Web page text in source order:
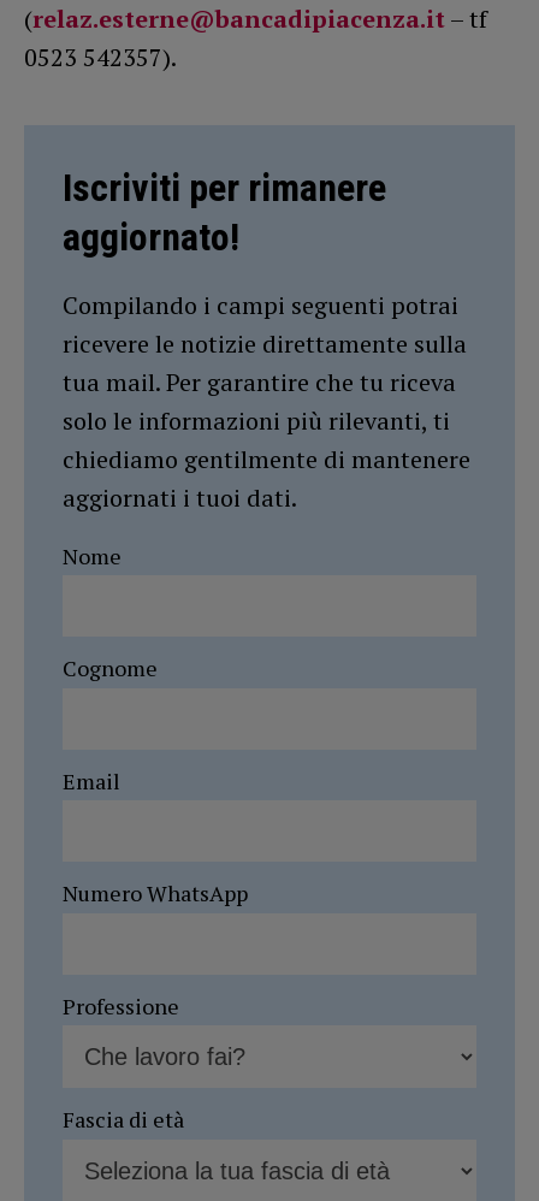
(relaz.esterne@bancadipiacenza.it– tf
0523 542357).
Iscriviti per rimanere
aggiornato!
Compilando i campi seguenti potrai
ricevere le notizie direttamente sulla
tua mail. Per garantire che tu riceva
solo le informazioni più rilevanti, ti
chiediamo gentilmente di mantenere
aggiornati i tuoi dati.
Nome
Cognome
Email
Numero WhatsApp
Professione
Fascia di età